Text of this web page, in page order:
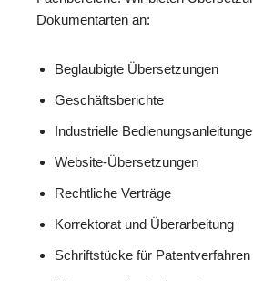
Dokumentarten an:
Beglaubigte Übersetzungen
Geschäftsberichte
Industrielle
Website-Übersetzungen
Rechtliche Verträge
Korrektorat und Überarbeitung
Schriftstücke für Patentverfahren